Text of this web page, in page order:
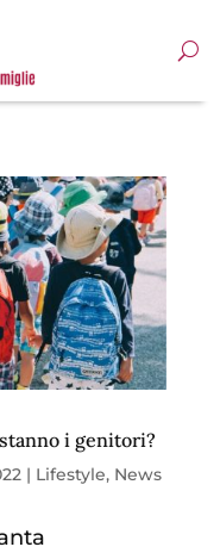
i genitori?
| Lifestyle, News